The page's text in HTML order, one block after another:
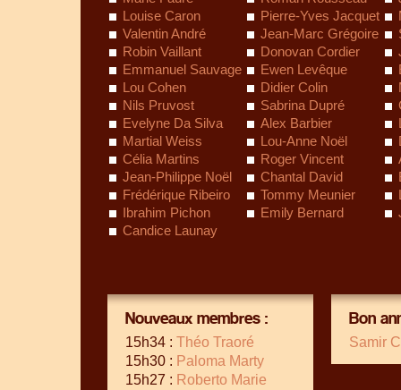
Louise Caron
Pierre-Yves Jacquet
Valentin André
Jean-Marc Grégoire
Robin Vaillant
Donovan Cordier
Emmanuel Sauvage
Ewen Levêque
Lou Cohen
Didier Colin
Nils Pruvost
Sabrina Dupré
Evelyne Da Silva
Alex Barbier
Martial Weiss
Lou-Anne Noël
Célia Martins
Roger Vincent
Jean-Philippe Noël
Chantal David
Frédérique Ribeiro
Tommy Meunier
Ibrahim Pichon
Emily Bernard
Candice Launay
Nouveaux membres :
15h34 : Théo Traoré
15h30 : Paloma Marty
15h27 : Roberto Marie
Bon
Samir